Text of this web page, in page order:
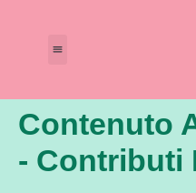
Contenuto
- Contributi